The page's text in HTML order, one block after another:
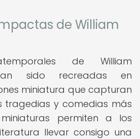
de William
de William
sido recreadas en
miniatura que capturan
tragedias y comedias más
permiten a los
llevar consigo una